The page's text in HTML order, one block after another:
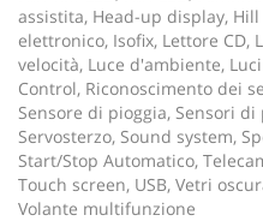
assistita, Head-up display,
elettronico, Isofix, Lettore CD,
velocità, Luce d'ambiente,
Control, Riconoscimento dei
Sensore di pioggia, Sensori
Servosterzo, Sound system,
Start/Stop Automatico,
Touch screen, USB, Vetri
Volante multifunzione